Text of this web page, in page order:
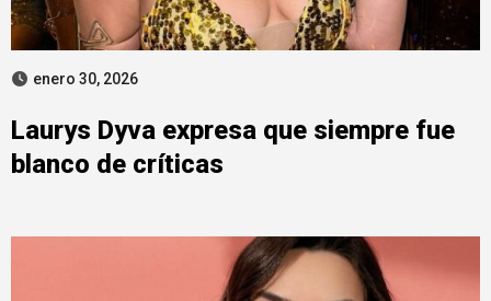
enero 30, 2026
Laurys Dyva expresa que siempre fue
blanco de críticas